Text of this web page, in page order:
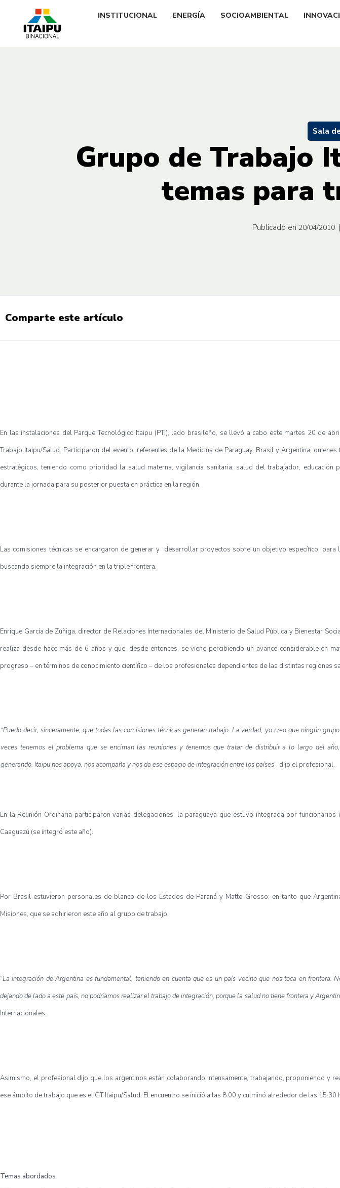
INSTITUCIONAL ENERGÍA SOCIOAMBIENTAL
Sala
Grupo de Trabajo
temas para
Publicado en 20/04/2010
Comparte este artículo
En las instalaciones del Parque Tecnológico Itaipu (PTI), lado brasileño, se llevó a cabo este martes 20 de
Trabajo Itaipu/Salud. Participaron del evento, referentes de la Medicina de Paraguay, Brasil y Argentina,
estratégicos, teniendo como prioridad la salud materna, vigilancia sanitaria, salud del trabajador, educación
durante la jornada para su posterior puesta en práctica en la región.
Las comisiones técnicas se encargaron de generar y desarrollar proyectos sobre un objetivo específico, para
buscando siempre la integración en la triple frontera.
Enrique García de Zúñiga, director de Relaciones Internacionales del Ministerio de Salud Pública y Bienestar
realiza desde hace más de 6 años y que, desde entonces, se viene percibiendo un avance considerable en
progreso – en términos de conocimiento científico – de los profesionales dependientes de las distintas regiones
“Puedo decir, sinceramente, que todas las comisiones técnicas generan trabajo. La verdad, yo creo que ningún
veces tenemos el problema que se enciman las reuniones y tenemos que tratar de distribuir a lo largo del
generando. Itaipu nos apoya, nos acompaña y nos da ese espacio de integración entre los países”, dijo el profesional.
En la Reunión Ordinaria participaron varias delegaciones; la paraguaya que estuvo integrada por
Caaguazú (se integró este año).
Por Brasil estuvieron personales de blanco de los Estados de Paraná y Matto Grosso; en tanto que
Misiones, que se adhirieron este año al grupo de trabajo.
“La integración de Argentina es fundamental, teniendo en cuenta que es un país vecino que nos toca en frontera.
dejando de lado a este país, no podríamos realizar el trabajo de integración, porque la salud no tiene frontera y
Internacionales.
Asimismo, el profesional dijo que los argentinos están colaborando intensamente, trabajando, proponiendo y
ese ámbito de trabajo que es el GT Itaipu/Salud. El encuentro se inició a las 8:00 y culminó alrededor de las 15:30
Temas abordados